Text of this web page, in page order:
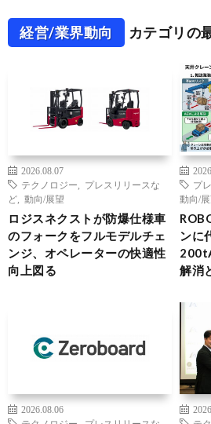
経営/業界動向 カテゴリの
2026.08.07
テクノロジー
プレスリリースな
ど
動向/展望
ロジスネクストが防爆仕様車
のフォークをフルモデルチェ
ンジ、オペレーターの快適性
向上図る
プ
動向/
ンに
解消
2026.08.06